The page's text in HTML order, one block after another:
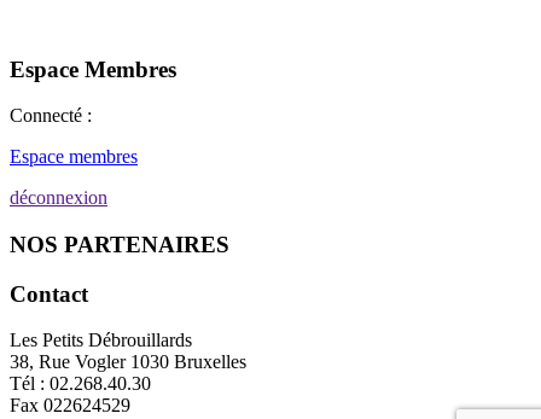
Espace Membres
Connecté :
Espace membres
déconnexion
NOS PARTENAIRES
Contact
Les Petits Débrouillards
38, Rue Vogler 1030 Bruxelles
Tél : 02.268.40.30
Fax 022624529